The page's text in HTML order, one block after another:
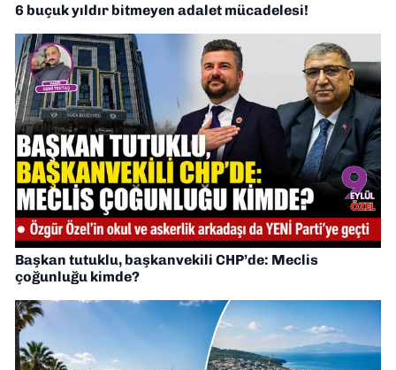
6 buçuk yıldır bitmeyen adalet mücadelesi!
Başkan tutuklu, başkanvekili CHP’de: Meclis
çoğunluğu kimde?